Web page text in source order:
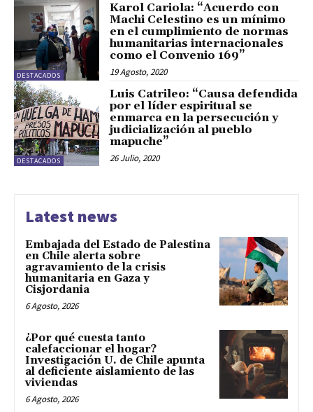
DESTACADOS
Karol Cariola: “Acuerdo con
Machi Celestino es un mínimo
en el cumplimiento de normas
humanitarias internacionales
como el Convenio 169”
19 Agosto, 2020
DESTACADOS
Luis Catrileo: “Causa defendida
por el líder espiritual se
enmarca en la persecución y
judicialización al pueblo
mapuche”
26 Julio, 2020
Latest news
Embajada del Estado de Palestina
en Chile alerta sobre
agravamiento de la crisis
humanitaria en Gaza y
Cisjordania
6 Agosto, 2026
¿Por qué cuesta tanto
calefaccionar el hogar?
Investigación U. de Chile apunta
al deficiente aislamiento de las
viviendas
6 Agosto, 2026